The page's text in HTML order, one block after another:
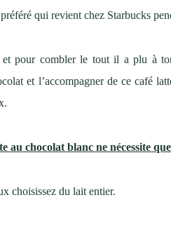
qui revient chez Starbucks
et pour combler le tout il a plu à
et l’accompagner de ce café
au chocolat blanc ne nécessite
choisissez du lait entier.